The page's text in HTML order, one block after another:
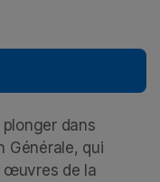
dans
Générale, qui
œuvres de la